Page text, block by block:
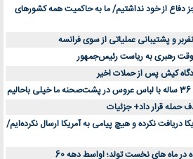
آباد برای پرونده‌های حساس و کلان
قیمت و فروش در ایران
دویدن و استفاده روزمره | بررسی ۱۲ مدل برتر
دفاع از خود نداشتیم/ ما به حاکمیت همه کشورهای
و پشتیبانی عملیاتی از سوی فرانسه
رهبری به ریاست رئیس‌جمهور
کیش پس از حملات اخیر
حمله قرار داد+ جزئیات
دریافت نکرده و هیچ پیامی به آمریکا ارسال نکرده‌ایم/
ماه های نخست تولد؛ اواسط دهه 60